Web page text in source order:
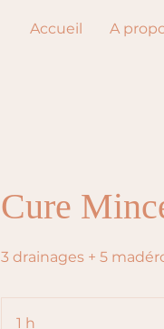
Accueil A
Cure
3 drainages + 5
1 h